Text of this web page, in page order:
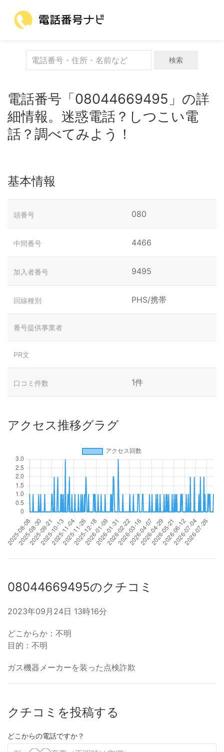
検索
電話番号「08044669495」の詳
細情報。迷惑電話？しつこい電
話？調べてみよう！
基本情報
頭番号 080
中間番号 4466
加入者番号 9495
回線種別 PHS/携帯
番号提供事業者
PR文
口コミ件数 1件
アクセス推移グラグ
08044669495のクチコミ
2023年09月24日 13時16分
どこからか：不明
目的：不明
ガス機器メーカーを装った点検詐欺
クチコミを投稿する
どこからの電話ですか？